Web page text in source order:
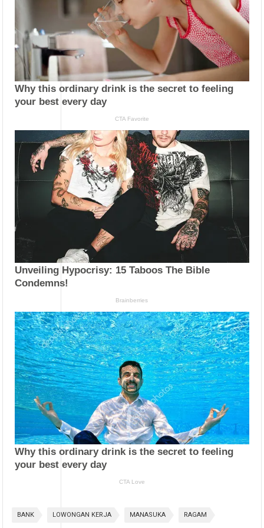
BANK LOWONGAN KERJA MANASUKA RAGAM